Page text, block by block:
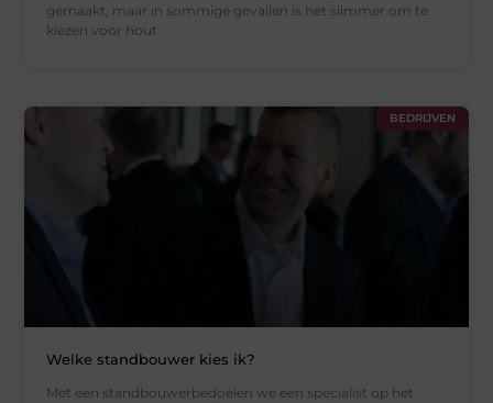
gemaakt, maar in sommige gevallen is het slimmer om te
kiezen voor hout
BEDRIJVEN
Welke standbouwer kies ik?
Met een standbouwerbedoelen we een specialist op het